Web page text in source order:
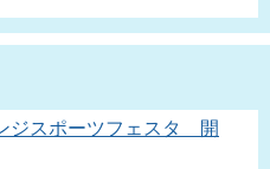
ジスポーツフェスタ 開